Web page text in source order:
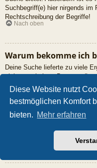
Diese Website nutzt
bestmöglichen Komfort
bieten. Mehr erfahren
Suchbegriff(e) hier nirgends im
Rechtschreibung der Begriffe!
Nach oben
Warum bekomme ich
Deine Suche lieferte zu viele
nicht verarbeiten. Benutze die
Suchbegriffe ein oder
Nach oben
Gehe zur Mitgliederliste und